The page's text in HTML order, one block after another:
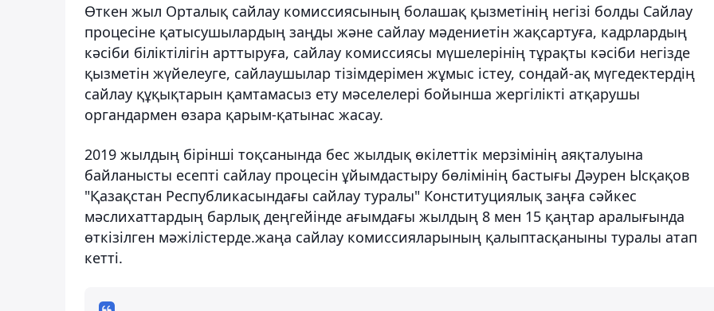
Өткен жыл Орталық сайлау комиссиясының болашақ қызметінің негізі болды Сайлау
процесіне қатысушылардың заңды және сайлау мәдениетін жақсартуға, кадрлардың
кәсіби біліктілігін арттыруға, сайлау комиссиясы мүшелерінің тұрақты кәсіби негізде
қызметін жүйелеуге, сайлаушылар тізімдерімен жұмыс істеу, сондай-ақ мүгедектердің
сайлау құқықтарын қамтамасыз ету мәселелері бойынша жергілікті атқарушы
органдармен өзара қарым-қатынас жасау.
2019 жылдың бірінші тоқсанында бес жылдық өкілеттік мерзімінің аяқталуына
байланысты есепті сайлау процесін ұйымдастыру бөлімінің бастығы Дәурен Ысқақов
"Қазақстан Республикасындағы сайлау туралы" Конституциялық заңға сәйкес
мәслихаттардың барлық деңгейінде ағымдағы жылдың 8 мен 15 қаңтар аралығында
өткізілген мәжілістерде.жаңа сайлау комиссияларының қалыптасқаныны туралы атап
кетті.